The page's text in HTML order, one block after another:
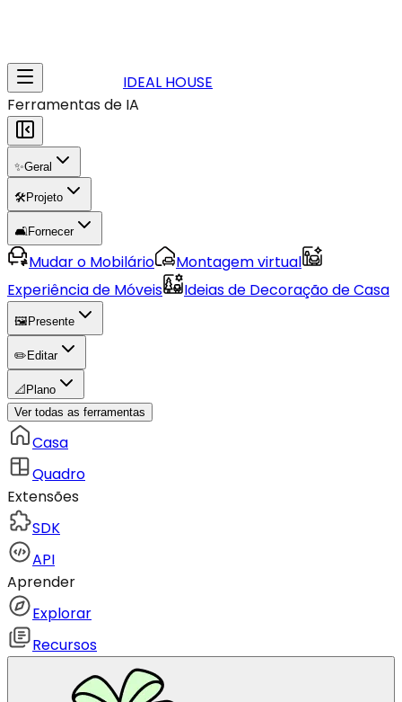
IDEAL HOUSE
Ferramentas de IA
✨Geral
🛠️Projeto
🛋️Fornecer
Mudar o Mobilário
Montagem virtual
Experiência de Móveis
Ideias de Decoração de Casa
🖼️ Presente
✏️ Editar
📐 Plano
Ver todas as ferramentas
Casa
Quadro
Extensões
SDK
API
Aprender
Explorar
Recursos